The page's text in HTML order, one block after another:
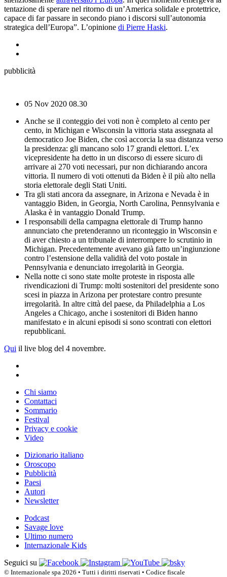
tentazione di sperare nel ritorno di un’America solidale e protettrice,
capace di far passare in secondo piano i discorsi sull’autonomia
strategica dell’Europa”. L’opinione di Pierre Haski.
pubblicità
05 Nov 2020 08.30
Anche se il conteggio dei voti non è completo al cento per
cento, in Michigan e Wisconsin la vittoria stata assegnata al
democratico Joe Biden, che così accorcia la sua distanza verso
la presidenza: gli mancano solo 17 grandi elettori. L’ex
vicepresidente ha detto in un discorso di essere sicuro di
arrivare ai 270 voti necessari, pur non dichiarando ancora
vittoria. Il numero di voti ottenuti da Biden è il più alto nella
storia elettorale degli Stati Uniti.
Tra gli stati ancora da assegnare, in Arizona e Nevada è in
vantaggio Biden, in Georgia, North Carolina, Pennsylvania e
Alaska è in vantaggio Donald Trump.
I responsabili della campagna elettorale di Trump hanno
annunciato che pretenderanno un riconteggio in Wisconsin e
di aver chiesto a un tribunale di interrompere lo scrutinio in
Michigan. Precedentemente avevano già fatto un’ingiunzione
contro l’estensione della validità del voto postale in
Pennsylvania e denunciato irregolarità in Georgia.
Nella notte ci sono state molte proteste in risposta alle
rivendicazioni di Trump: molti sostenitori del presidente sono
scesi in piazza in Arizona per protestare contro presunte
irregolarità. In altre città del paese, da Philadelphia a Los
Angeles a Chicago, anche i sostenitori di Biden hanno
manifestato e in alcuni episodi si sono scontrati con elettori
repubblicani.
Qui il live blog del 4 novembre.
Chi siamo
Contattaci
Sommario
Festival
Privacy e cookie
Video
Dizionario italiano
Oroscopo
Pubblicità
Paesi
Autori
Newsletter
Podcast
Savage love
Ultimo numero
Internazionale Kids
Seguici su
© Internazionale spa 2026 • Tutti i diritti riservati • Codice fiscale